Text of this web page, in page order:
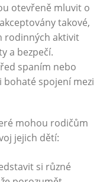
otevřeně mluvit o
takové,
rodinných aktivit
a bezpečí.
spaním nebo
spojení mezi
mohou rodičům
jejich dětí:
si různé